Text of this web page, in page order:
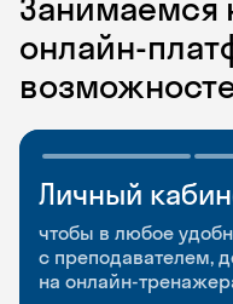
онлайн-
Личный
чтобы в любое
с преподавателем,
на онлайн-
Мобильное
приложение
чтобы заниматься и
и когда удобно
Разговорные
и Talks
Групповые занятия
и индивидуальные